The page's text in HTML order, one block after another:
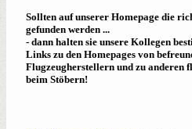
Sollten auf unserer Homepage die
gefunden werden ...
- dann halten sie unsere Kollegen
Links zu den Homepages von
Flugzeugherstellern und zu anderen
beim Stöbern!